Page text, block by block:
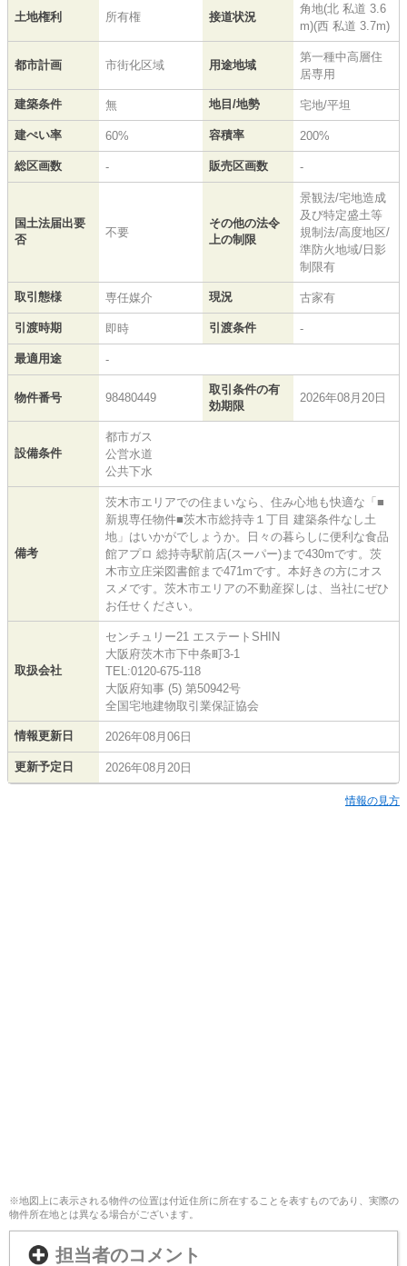
土地権利 所有権 接道状況
角地(北 私道 3.6
m)(西 私道 3.7m)
都市計画 市街化区域 用途地域
第一種中高層住
居専用
建築条件 無 地目/地勢 宅地/平坦
建ぺい率 60% 容積率 200%
総区画数 - 販売区画数 -
国土法届出要
否
不要
その他の法令
上の制限
景観法/宅地造成
及び特定盛土等
規制法/高度地区/
準防火地域/日影
制限有
取引態様 専任媒介 現況 古家有
引渡時期 即時 引渡条件 -
最適用途 -
物件番号 98480449
取引条件の有
効期限
2026年08月20日
設備条件
都市ガス
公営水道
公共下水
備考
茨木市エリアでの住まいなら、住み心地も快適な「■
新規専任物件■茨木市総持寺１丁目 建築条件なし土
地」はいかがでしょうか。日々の暮らしに便利な食品
館アプロ 総持寺駅前店(スーパー)まで430mです。茨
木市立庄栄図書館まで471mです。本好きの方にオス
スメです。茨木市エリアの不動産探しは、当社にぜひ
お任せください。
取扱会社
センチュリー21 エステートSHIN
大阪府茨木市下中条町3-1
TEL:0120-675-118
大阪府知事 (5) 第50942号
全国宅地建物取引業保証協会
情報更新日 2026年08月06日
更新予定日 2026年08月20日
情報の見方
※地図上に表示される物件の位置は付近住所に所在することを表すものであり、実際の
物件所在地とは異なる場合がございます。
担当者のコメント